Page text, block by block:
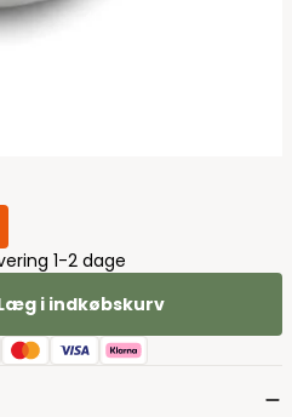
1-2 dage
i indkøbskurv